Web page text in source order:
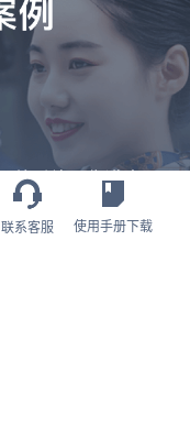
联系客服 使用手册下载